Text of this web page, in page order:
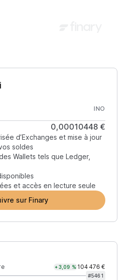
INO
0,00010448 €
d’Exchanges et mise à jour
soldes
Wallets tels que Ledger,
et accès en lecture seule
sur Finary
+3,09 % 104 476 €
#5461